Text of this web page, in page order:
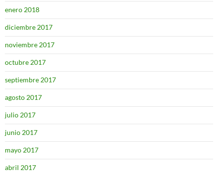
enero 2018
diciembre 2017
noviembre 2017
octubre 2017
septiembre 2017
agosto 2017
julio 2017
junio 2017
mayo 2017
abril 2017